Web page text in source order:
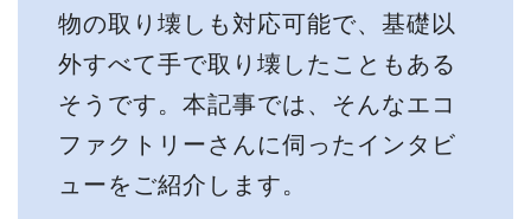
物の取り壊しも対応可能で、基礎以
外すべて手で取り壊したこともある
そうです。本記事では、そんなエコ
ファクトリーさんに伺ったインタビ
ューをご紹介します。